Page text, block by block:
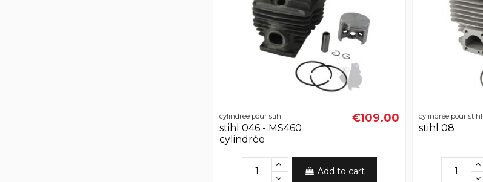
cylindrée pour stihl
stihl 046 - MS460
cylindrée
€109.00
Add to cart
cylindrée pour stihl
stihl 08